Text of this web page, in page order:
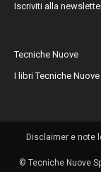
Iscriviti alla
Tecniche Nuove
I libri Tecniche Nuove
Disclaimer e note
© Tecniche Nuove